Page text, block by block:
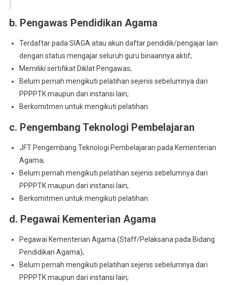
b. Pengawas Pendidikan Agama
Terdaftar pada SIAGA atau akun daftar pendidik/pengajar lain
dengan status mengajar seluruh guru binaannya aktif;
Memiliki sertifikat Diklat Pengawas;
Belum pernah mengikuti pelatihan sejenis sebelumnya dari
PPPPTK maupun dari instansi lain;
Berkomitmen untuk mengikuti pelatihan.
c. Pengembang Teknologi Pembelajaran
JFT Pengembang Teknologi Pembelajaran pada Kementerian
Agama;
Belum pernah mengikuti pelatihan sejenis sebelumnya dari
PPPPTK maupun dari instansi lain;
Berkomitmen untuk mengikuti pelatihan.
d. Pegawai Kementerian Agama
Pegawai Kementerian Agama (Staff/Pelaksana pada Bidang
Pendidikan Agama);
Belum pernah mengikuti pelatihan sejenis sebelumnya dari
PPPPTK maupun dari instansi lain;